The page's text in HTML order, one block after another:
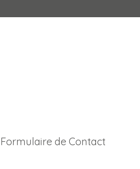
Formulaire de Contact